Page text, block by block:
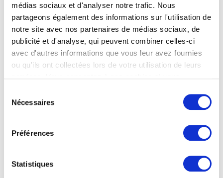
médias sociaux et d'analyser notre trafic. Nous
partageons également des informations sur l'utilisation de
notre site avec nos partenaires de médias sociaux, de
publicité et d'analyse, qui peuvent combiner celles-ci
avec d'autres informations que vous leur avez fournies
ou qu'ils ont collectées lors de votre utilisation de leurs
Nécessaires
Préférences
Statistiques